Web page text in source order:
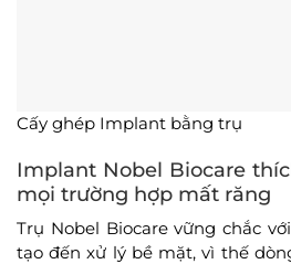
Cấy ghép Implant bằng trụ
Implant Nobel Biocare
mọi trường hợp mất răng
Trụ Nobel Biocare vững chắc
tạo đến xử lý bề mặt, vì thế